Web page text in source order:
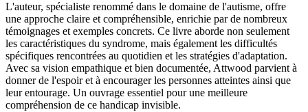
L'auteur, spécialiste renommé dans le domaine de l'autisme, offre
une approche claire et compréhensible, enrichie par de nombreux
témoignages et exemples concrets. Ce livre aborde non seulement
les caractéristiques du syndrome, mais également les difficultés
spécifiques rencontrées au quotidien et les stratégies d'adaptation.
Avec sa vision empathique et bien documentée, Attwood parvient à
donner de l'espoir et à encourager les personnes atteintes ainsi que
leur entourage. Un ouvrage essentiel pour une meilleure
compréhension de ce handicap invisible.